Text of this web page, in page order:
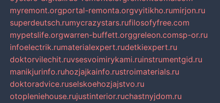
myremont.orgportal-remonta.orgvyitikho.rumirjon.ru
superdeutsch.rumycrazystars.rufilosofyfree.com
mypetslife.orgwarren-buffett.orggreleon.comsp-or.ru
infoelectrik.rumaterialexpert.rudetkiexpert.ru
doktorvilechit.ruvsesvoimirykami.ruinstrumentgid.ru
manikjurinfo.ruhozjajkainfo.rustroimaterials.ru
doktoradvice.ruselskoehozjajstvo.ru
otopleniehouse.rujustinterior.ruchastnyjdom.ru